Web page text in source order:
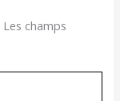
Les champs